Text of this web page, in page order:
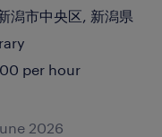
潟市中央区, 新潟県
per hour
2026